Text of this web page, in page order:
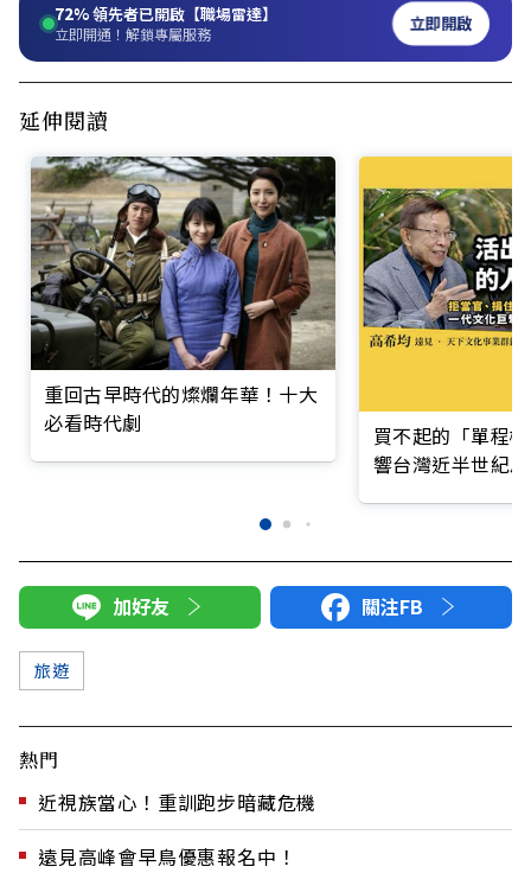
72%領先者已開啟【職場雷達】
立即開通！解鎖專屬服務 立即開啟
延伸閱讀
重回古早時代的燦爛年華！十大
必看時代劇
買不起的「單程
響台灣近半世紀
加好友 關注FB
旅遊
熱門
近視族當心！重訓跑步暗藏危機
遠見高峰會早鳥優惠報名中！